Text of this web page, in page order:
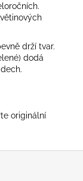
drží tvar.
dodá
originální